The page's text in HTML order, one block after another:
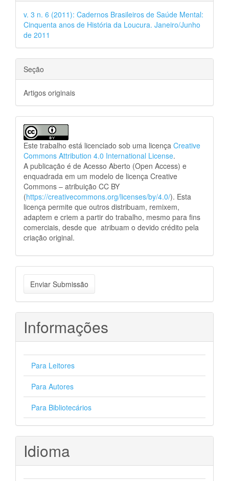
v. 3 n. 6 (2011): Cadernos Brasileiros de Saúde Mental:
Cinquenta anos de História da Loucura. Janeiro/Junho
de 2011
Seção
Artigos originais
Este trabalho está licenciado sob uma licença Creative
Commons Attribution 4.0 International License.
A publicação é de Acesso Aberto (Open Access) e
enquadrada em um modelo de licença Creative
Commons – atribuição CC BY
(https://creativecommons.org/licenses/by/4.0/). Esta
licença permite que outros distribuam, remixem,
adaptem e criem a partir do trabalho, mesmo para fins
comerciais, desde que atribuam o devido crédito pela
criação original.
Enviar
Submissão
Enviar Submissão
Informações
Para Leitores
Para Autores
Para Bibliotecários
Idioma